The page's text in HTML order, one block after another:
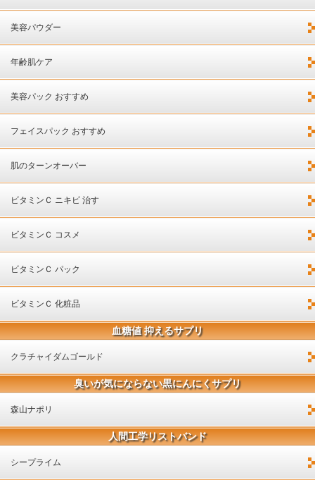
美容パウダー
年齢肌ケア
美容パック おすすめ
フェイスパック おすすめ
肌のターンオーバー
ビタミンＣ ニキビ 治す
ビタミンＣ コスメ
ビタミンＣ パック
ビタミンＣ 化粧品
血糖値 抑えるサプリ
クラチャイダムゴールド
臭いが気にならない黒にんにくサプリ
森山ナポリ
人間工学リストバンド
シープライム